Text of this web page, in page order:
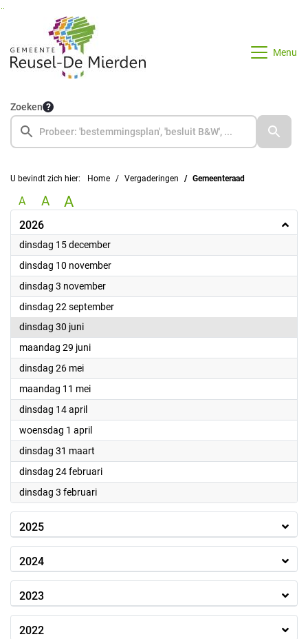
Ga naar de inhoud van deze pagina
Ga naar het zoeken
Ga naar het menu
Menu
Zoeken
U bevindt zich hier: Home Vergaderingen Gemeenteraad
A A A
2026
dinsdag 15 december2026
dinsdag 10 november2026
dinsdag 3 november2026
dinsdag 22 september2026
dinsdag 30 juni2026
maandag 29 juni2026
dinsdag 26 mei2026
maandag 11 mei2026
dinsdag 14 april2026
woensdag 1 april2026
dinsdag 31 maart
dinsdag 24 februari2026
dinsdag 3 februari2026
2025
2024
2023
2022